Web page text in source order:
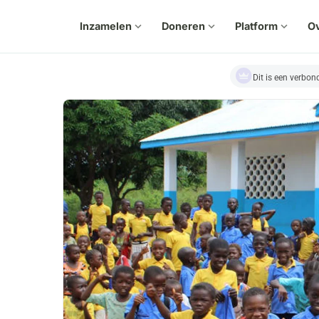
Inzamelen expand_more Doneren expand_more Platform expand_more
Dit is een